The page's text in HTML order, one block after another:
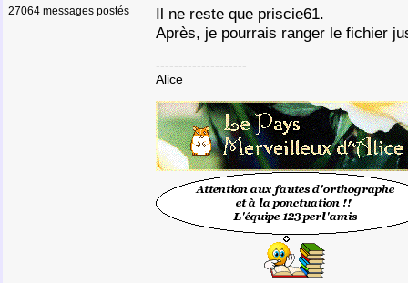
27064 messages postés
Il ne reste que priscie61.
Après, je pourrais ranger le fichier
--------------------
Alice